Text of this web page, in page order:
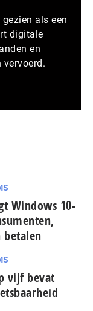
als een
digitale
en
Windows 10-
vijf bevat